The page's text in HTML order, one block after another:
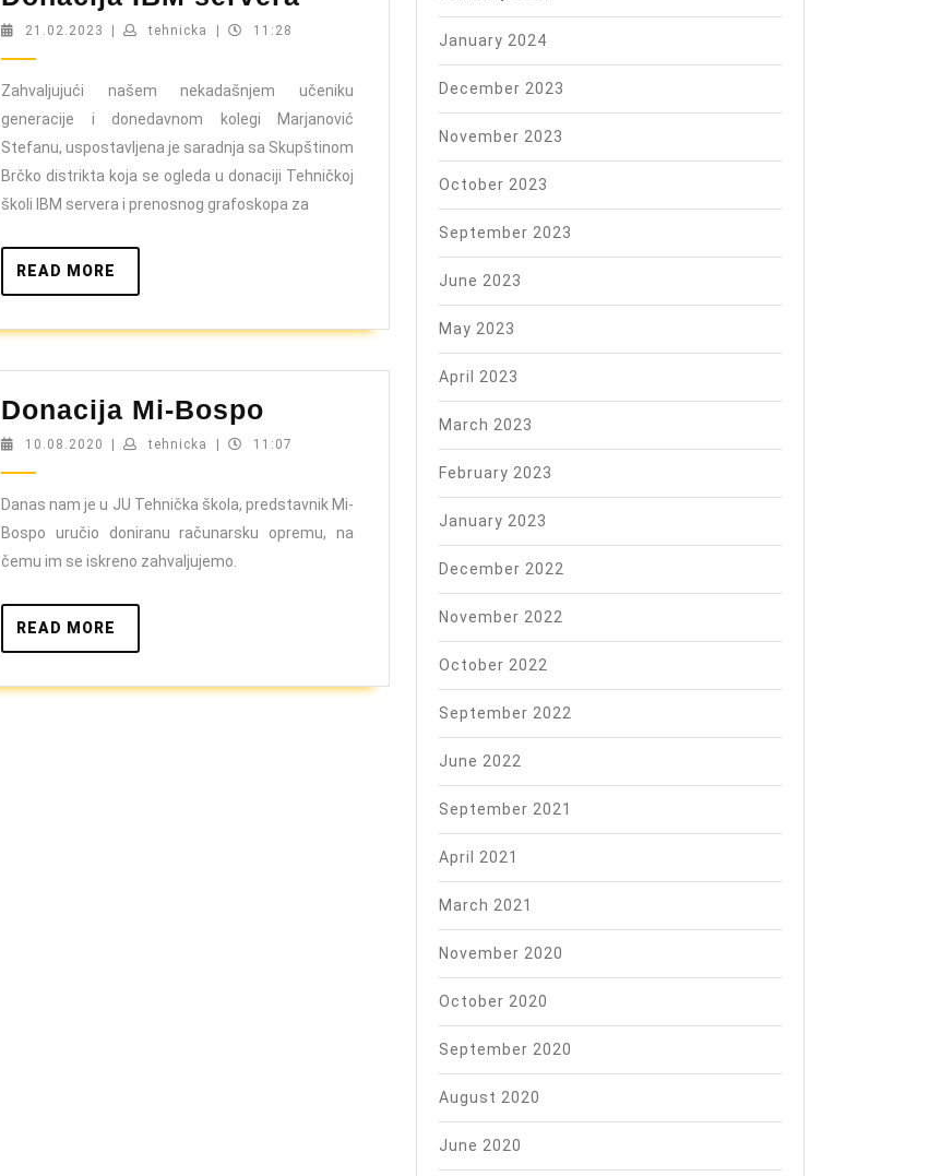
21.02.2023 21.02.2023
tehnicka tehnicka11:28
Zahvaljujući našem nekadašnjem učeniku
generacije i donedavnom kolegi Marjanović
Stefanu, uspostavljena je saradnja sa Skupštinom
Brčko distrikta koja se ogleda u donaciji Tehničkoj
školi IBM servera i prenosnog grafoskopa za
READ MORE
MORE
Donacija Mi-Bospo
Mi-
10.08.2020 10.08.2020
| tehnicka tehnicka
| 11:07
Danas nam je u JU Tehnička škola, predstavnik Mi-
Bospo uručio doniranu računarsku opremu, na
čemu im se iskreno zahvaljujemo.
READ MORE
MORE
January 2024
December 2023
November 2023
October 2023
September 2023
June 2023
May 2023
April 2023
March 2023
February 2023
January 2023
December 2022
November 2022
October 2022
September 2022
June 2022
September 2021
April 2021
March 2021
November 2020
October 2020
September 2020
August 2020
June 2020